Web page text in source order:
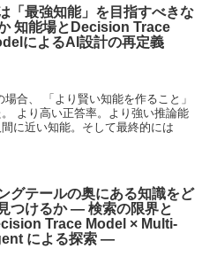
「最強知能」を目指すべきな
知能場とDecision Trace
によるAI設計の再定義
合、 「より賢い知能を作ること」
より高い正答率。より強い推論能
に近い知能。そして最終的には
グテールの奥にある知識をど
つけるか — 検索の限界と
Trace Model × Multi-
による探索 —